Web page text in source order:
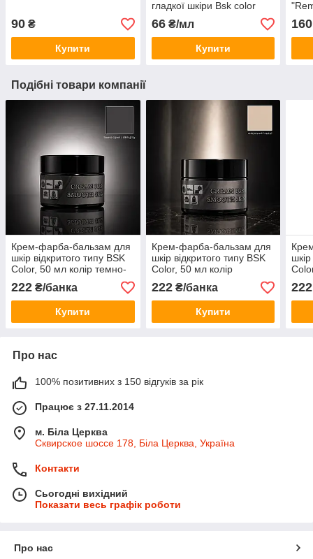
90 ₴
Купити
гладкої шкіри Bsk color
66₴/мл
Купити
Подібні товари компанії
Крем-фарба-бальзам для
шкір відкритого типу BSK
Color, 50 мл колір темно-
222 ₴/банка
Купити
Крем-фарба-бальзам для
шкір відкритого типу BSK
Color, 50 мл колір
222₴/банка
Купити
222
Про нас
100% позитивних з 150 відгуків за рік
Працює з 27.11.2014
м. Біла Церква
Сквирское шоссе 178, Біла Церква, Україна
Контакти
Сьогодні вихідний
Показати весь графік роботи
Про нас